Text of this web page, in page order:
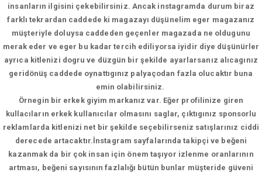
insanların ilgisini çekebilirsiniz. Ancak instagramda durum biraz
farklı tekrardan caddede ki magazayı düşünelim eger magazanız
müşteriyle doluysa caddeden geçenler magazada ne oldugunu
merak eder ve eger bu kadar tercih ediliyorsa iyidir diye düşünürler
ayrıca kitlenizi dogru ve düzgün bir şekilde ayarlarsanız alıcagınız
geridönüş caddede oynattıgınız palyaçodan fazla olucaktır buna
emin olabilirsiniz.
Örnegin bir erkek giyim markanız var. Eğer profilinize giren
kullacıların erkek kullanıcılar olmasını saglar, çıktıgınız sponsorlu
reklamlarda kitlenizi net bir şekilde seçebilirseniz satışlarınız ciddi
derecede artacaktır.İnstagram sayfalarında takipçi ve beğeni
kazanmak da bir çok insan için önem taşıyor izlenme oranlarının
artması, beğeni sayısının fazlalığı bütün bunlar müşteride güveni